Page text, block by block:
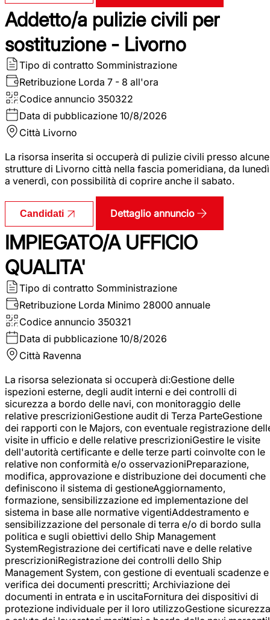
Addetto/a pulizie civili per
sostituzione - Livorno
Tipo di contratto Somministrazione
Retribuzione Lorda 7 - 8 all'ora
Codice annuncio 350322
Data di pubblicazione 10/8/2026
Città Livorno
La risorsa inserita si occuperà di pulizie civili presso alcune
strutture di Livorno città nella fascia pomeridiana, da lunedì
a venerdì, con possibilità di coprire anche il sabato.
Candidati Dettaglio annuncio
IMPIEGATO/A UFFICIO
QUALITA'
Tipo di contratto Somministrazione
Retribuzione Lorda Minimo 28000 annuale
Codice annuncio 350321
Data di pubblicazione 10/8/2026
Città Ravenna
La risorsa selezionata si occuperà di:Gestione delle
ispezioni esterne, degli audit interni e dei controlli di
sicurezza a bordo delle navi, con monitoraggio delle
relative prescrizioniGestione audit di Terza ParteGestione
dei rapporti con le Majors, con eventuale registrazione
visite in ufficio e delle relative prescrizioniGestire le visite
dell'autorità certificante e delle terze parti coinvolte con le
relative non conformità e/o osservazioniPreparazione,
modifica, approvazione e distribuzione dei documenti che
definiscono il sistema di gestioneAggiornamento,
formazione, sensibilizzazione ed implementazione del
sistema in base alle normative vigentiAddestramento e
sensibilizzazione del personale di terra e/o di bordo sulla
politica e sugli obiettivi dello Ship Management
SystemRegistrazione dei certificati nave e delle relative
prescrizioniRegistrazione dei controlli dello Ship
Management System, con gestione di eventuali scadenze e
verifica dei documenti prescritti; Archiviazione dei
documenti in entrata e in uscitaFornitura dei dispositivi di
protezione individuale per il loro utilizzoGestione sicurezza